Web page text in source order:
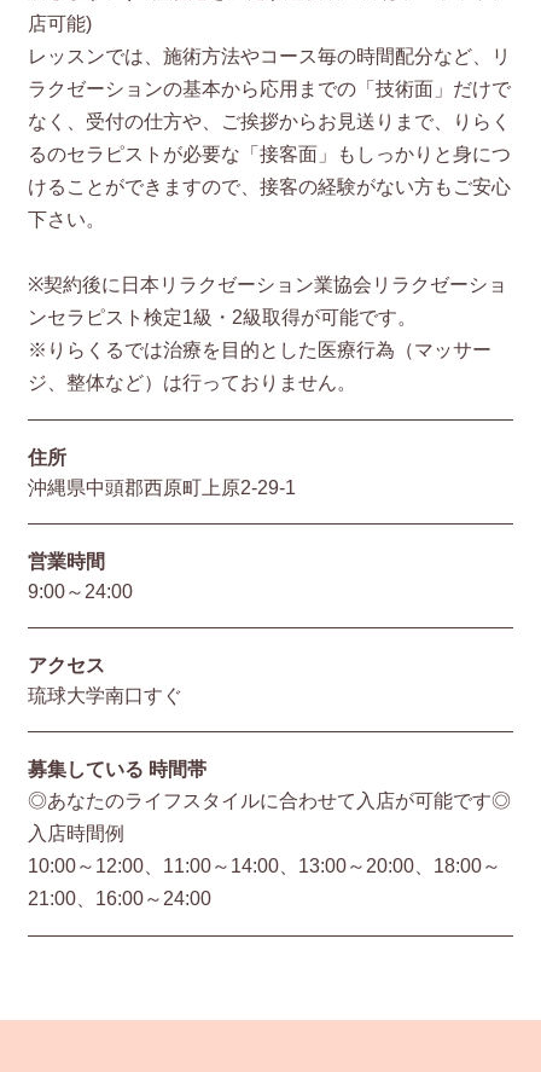
店可能)
レッスンでは、施術方法やコース毎の時間配分など、リ
ラクゼーションの基本から応用までの「技術面」だけで
なく、受付の仕方や、ご挨拶からお見送りまで、りらく
るのセラピストが必要な「接客面」もしっかりと身につ
けることができますので、接客の経験がない方もご安心
下さい。
※契約後に日本リラクゼーション業協会リラクゼーショ
ンセラピスト検定1級・2級取得が可能です。
※りらくるでは治療を目的とした医療行為（マッサー
ジ、整体など）は行っておりません。
住所
沖縄県中頭郡西原町上原2-29-1
営業時間
9:00～24:00
アクセス
琉球大学南口すぐ
募集している 時間帯
◎あなたのライフスタイルに合わせて入店が可能です◎
入店時間例
10:00～12:00、11:00～14:00、13:00～20:00、18:00～
21:00、16:00～24:00